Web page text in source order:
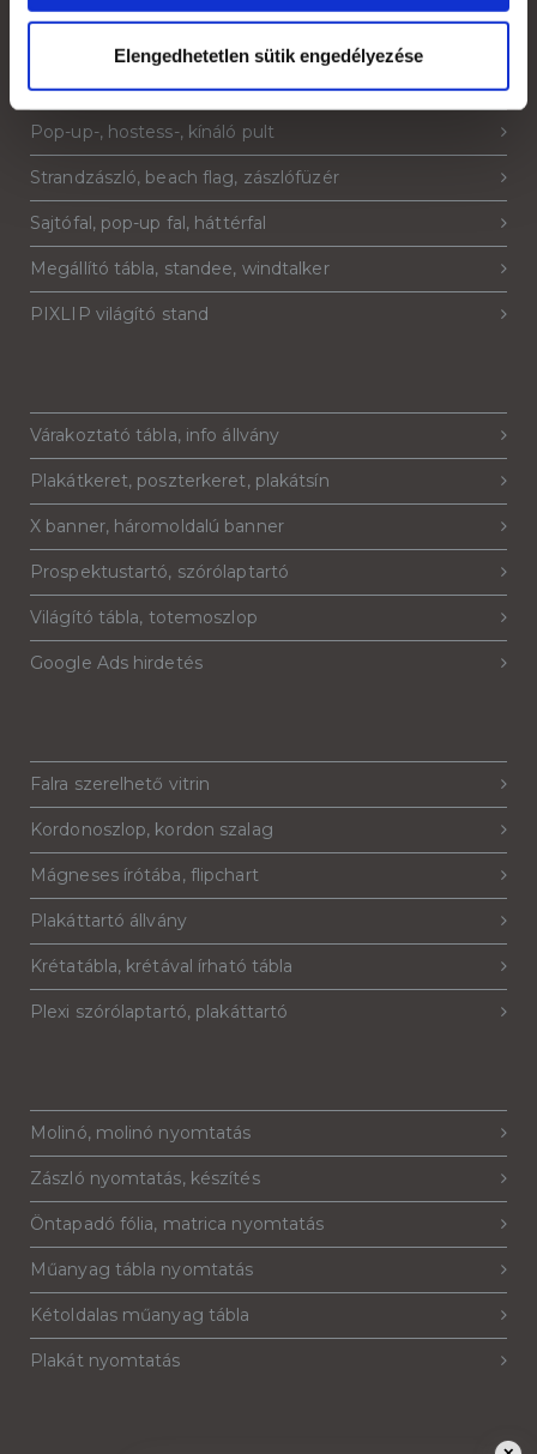
Elengedhetetlen sütik engedélyezése
Roll-up, roll-up banner
Pop-up-, hostess-, kínáló pult
Strandzászló, beach flag, zászlófüzér
Sajtófal, pop-up fal, háttérfal
Megállító tábla, standee, windtalker
PIXLIP világító stand
Várakoztató tábla, info állvány
Plakátkeret, poszterkeret, plakátsín
X banner, háromoldalú banner
Prospektustartó, szórólaptartó
Világító tábla, totemoszlop
Google Ads hirdetés
Falra szerelhető vitrin
Kordonoszlop, kordon szalag
Mágneses írótába, flipchart
Plakáttartó állvány
Krétatábla, krétával írható tábla
Plexi szórólaptartó, plakáttartó
Molinó, molinó nyomtatás
Zászló nyomtatás, készítés
Öntapadó fólia, matrica nyomtatás
Műanyag tábla nyomtatás
Kétoldalas műanyag tábla
Plakát nyomtatás